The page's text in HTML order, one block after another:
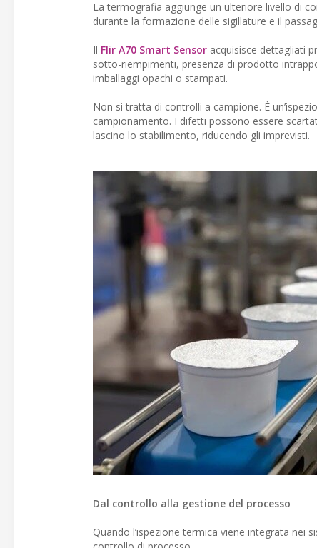
La termografia aggiunge un ulteriore livello di
durante la formazione delle sigillature e il
Il Flir A70 Smart Sensor acquisisce dettagliati
sotto-riempimenti, presenza di prodotto
imballaggi opachi o stampati.
Non si tratta di controlli a campione. È
campionamento. I difetti possono essere
lascino lo stabilimento, riducendo gli imprevisti.
Dal controllo alla gestione del processo
Quando l’ispezione termica viene integrata